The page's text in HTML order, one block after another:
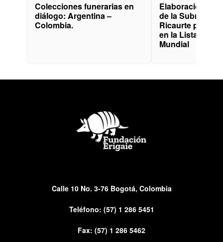
Colecciones funerarias en
diálogo: Argentina –
Colombia.
Elaboración del
de la Subregión
Ricaurte para
en la Lista del
Mundial
Calle 10 No. 3-76 Bogotá, Colombia
Teléfono: (57) 1 286 5451
Fax: (57) 1 286 5462